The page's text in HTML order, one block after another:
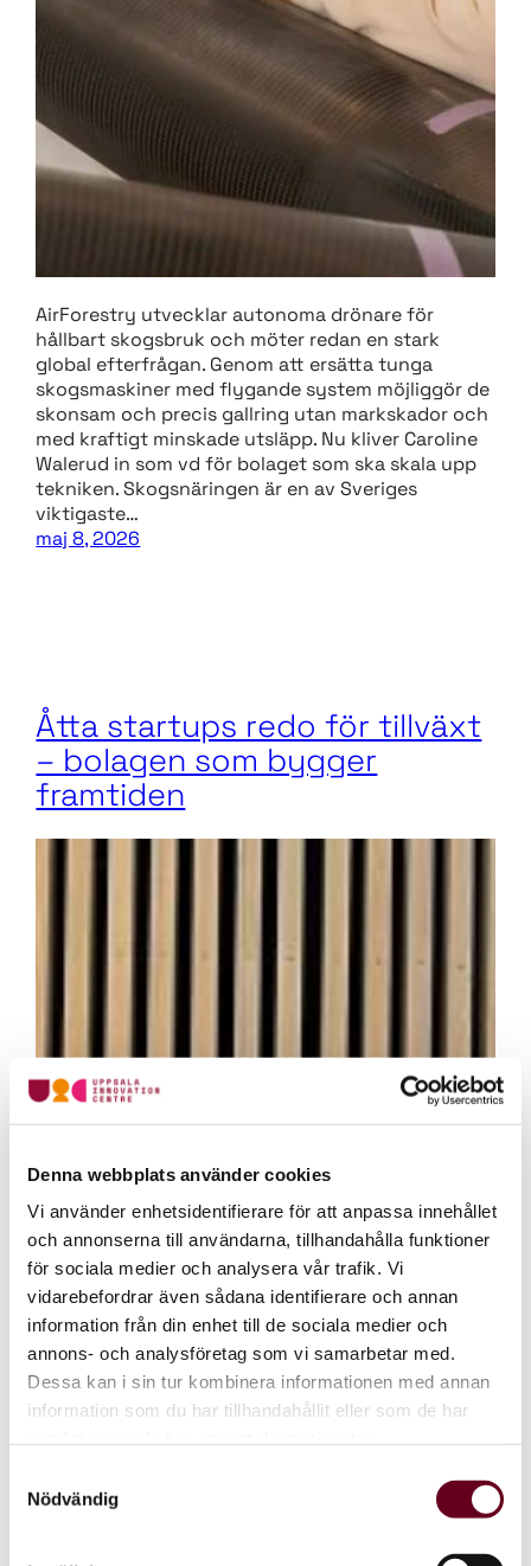
Denna webbplats använder cookies
Vi använder enhetsidentifierare för att anpassa innehållet
och annonserna till användarna, tillhandahålla funktioner
för sociala medier och analysera vår trafik. Vi
vidarebefordrar även sådana identifierare och annan
information från din enhet till de sociala medier och
annons- och analysföretag som vi samarbetar med.
Dessa kan i sin tur kombinera informationen med annan
information som du har tillhandahållit eller som de har
Nödvändig
AirForestry utvecklar autonoma drönare för
hållbart skogsbruk och möter redan en stark
global efterfrågan. Genom att ersätta tunga
skogsmaskiner med flygande system möjliggör de
skonsam och precis gallring utan markskador och
med kraftigt minskade utsläpp. Nu kliver Caroline
Walerud in som vd för bolaget som ska skala upp
tekniken. Skogsnäringen är en av Sveriges
viktigaste…
maj 8, 2026
Åtta startups redo för tillväxt
– bolagen som bygger
framtiden